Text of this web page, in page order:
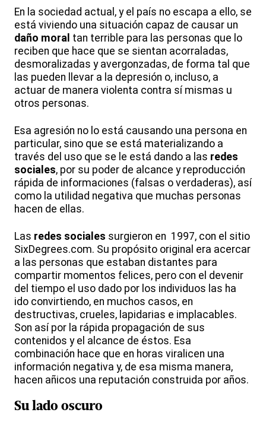
En la sociedad actual, y el país no escapa a ello, se
está viviendo una situación capaz de causar un
daño moral tan terrible para las personas que lo
reciben que hace que se sientan acorraladas,
desmoralizadas y avergonzadas, de forma tal que
las pueden llevar a la depresión o, incluso, a
actuar de manera violenta contra sí mismas u
otros personas.
Esa agresión no lo está causando una persona en
particular, sino que se está materializando a
través del uso que se le está dando a las redes
sociales, por su poder de alcance y reproducción
rápida de informaciones (falsas o verdaderas), así
como la utilidad negativa que muchas personas
hacen de ellas.
Las redes sociales surgieron en 1997, con el sitio
SixDegrees.com. Su propósito original era acercar
a las personas que estaban distantes para
compartir momentos felices, pero con el devenir
del tiempo el uso dado por los individuos las ha
ido convirtiendo, en muchos casos, en
destructivas, crueles, lapidarias e implacables.
Son así por la rápida propagación de sus
contenidos y el alcance de éstos. Esa
combinación hace que en horas viralicen una
información negativa y, de esa misma manera,
hacen añicos una reputación construida por años.
Su lado oscuro